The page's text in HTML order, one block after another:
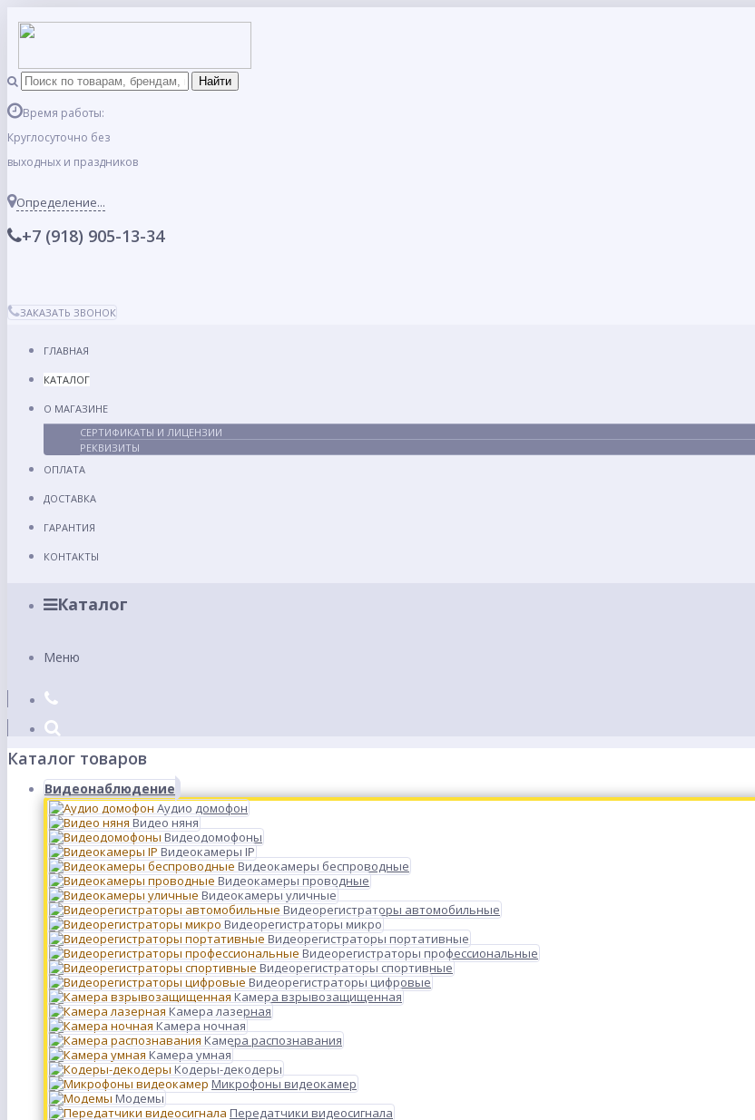
Время работы:
Круглосуточно без
выходных и праздников
Определение...
+7 (918) 905-13-34
ЗАКАЗАТЬ ЗВОНОК
ГЛАВНАЯ
КАТАЛОГ
О МАГАЗИНЕ
СЕРТИФИКАТЫ И ЛИЦЕНЗИИ
РЕКВИЗИТЫ
ОПЛАТА
ДОСТАВКА
ГАРАНТИЯ
КОНТАКТЫ
Каталог
Меню
Каталог товаров
Видеонаблюдение
Аудио домофон
Видео няня
Видеодомофоны
Видеокамеры IP
Видеокамеры беспроводные
Видеокамеры проводные
Видеокамеры уличные
Видеорегистраторы автомобильные
Видеорегистраторы микро
Видеорегистраторы портативные
Видеорегистраторы профессиональные
Видеорегистраторы спортивные
Видеорегистраторы цифровые
Камера взрывозащищенная
Камера лазерная
Камера ночная
Камера распознавания
Камера умная
Кодеры-декодеры
Микрофоны видеокамер
Модемы
Передатчики видеосигнала